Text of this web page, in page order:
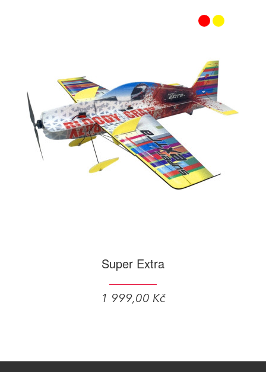
Super Extra
1 999,00 Kč